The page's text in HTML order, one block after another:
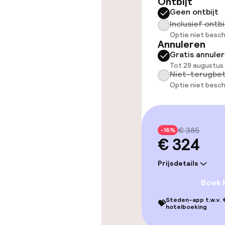
Entertainment
Gratis wifi
Tuin
Beleid
Overal
feesten niet
Geen ontbijt
Inclusief
Optie niet
Annuleren
Gratis
Tot 29 augustus
Niet-
Optie niet
-16% € 385
€ 324
Prijsdetails
Boek
💝Steden-app t.w.v.
hotelboeking